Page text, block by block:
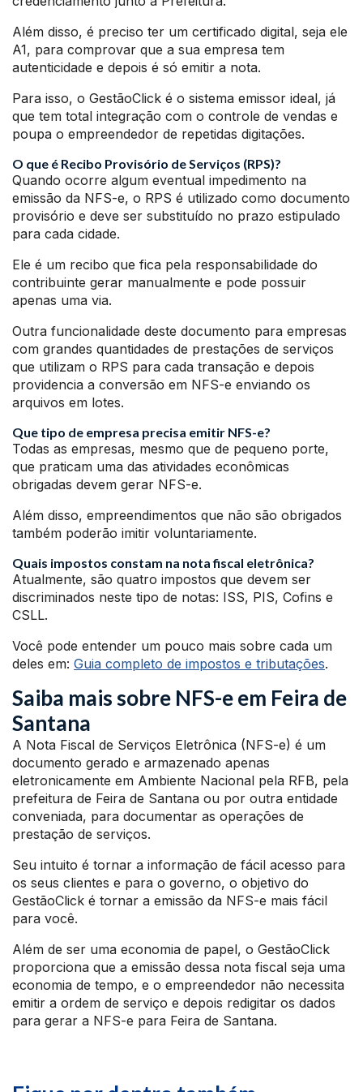
Além disso, é preciso ter um certificado digital, seja ele
A1, para comprovar que a sua empresa tem
autenticidade e depois é só emitir a nota.
Para isso, o GestãoClick é o sistema emissor ideal, já
que tem total integração com o controle de vendas e
poupa o empreendedor de repetidas digitações.
O que é Recibo Provisório de Serviços (RPS)?
Quando ocorre algum eventual impedimento na
emissão da NFS-e, o RPS é utilizado como documento
provisório e deve ser substituído no prazo estipulado
para cada cidade.
Ele é um recibo que fica pela responsabilidade do
contribuinte gerar manualmente e pode possuir
apenas uma via.
Outra funcionalidade deste documento para empresas
com grandes quantidades de prestações de serviços
que utilizam o RPS para cada transação e depois
providencia a conversão em NFS-e enviando os
arquivos em lotes.
Que tipo de empresa precisa emitir NFS-e?
Todas as empresas, mesmo que de pequeno porte,
que praticam uma das atividades econômicas
obrigadas devem gerar NFS-e.
Além disso, empreendimentos que não são obrigados
também poderão imitir voluntariamente.
Quais impostos constam na nota fiscal eletrônica?
Atualmente, são quatro impostos que devem ser
discriminados neste tipo de notas: ISS, PIS, Cofins e
CSLL.
Você pode entender um pouco mais sobre cada um
deles em: Guia completo de impostos e tributações.
Saiba mais sobre NFS-e em Feira de
Santana
A Nota Fiscal de Serviços Eletrônica (NFS-e) é um
documento gerado e armazenado apenas
eletronicamente em Ambiente Nacional pela RFB, pela
prefeitura de Feira de Santana ou por outra entidade
conveniada, para documentar as operações de
prestação de serviços.
Seu intuito é tornar a informação de fácil acesso para
os seus clientes e para o governo, o objetivo do
GestãoClick é tornar a emissão da NFS-e mais fácil
para você.
Além de ser uma economia de papel, o GestãoClick
proporciona que a emissão dessa nota fiscal seja uma
economia de tempo, e o empreendedor não necessita
emitir a ordem de serviço e depois redigitar os dados
para gerar a NFS-e para Feira de Santana.